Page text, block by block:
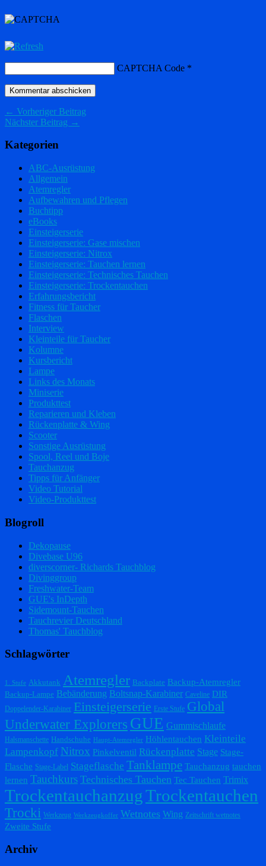
CAPTCHA Code *
← Vorheriger Beitrag
Nächster Beitrag →
Kategorien
ABC-Ausrüstung
Allgemein
Atemregler
Aufbewahren und Pflegen
Buchtipp
eBooks
Einsteigerserie
Einsteigerserie: Gase mischen
Einsteigerserie: Nitrox
Einsteigerserie: Tauchen lernen
Einsteigerserie: Technisches Tauchen
Einsteigerserie: Trockentauchen
Erfahrungsbericht
Fitness für Taucher
Flaschen
Interview
Kleinteile für Taucher
Kolumne
Kursbericht
Lampe
Links des Monats
Miniserie
Produkttest
Reparieren und Kleben
Rückenplatte & Wing
Scooter
Sonstige Ausrüstung
Spool, Reel und Boje
Tauchanzug
Tipps für Anfänger
Video Tutorial
Video-Produkttest
Blogroll
Dekopause
Divebase U96
diverscorner- Richards Tauchblog
Divinggroup
Freshwater-Team
GUE's InDepth
Sidemount-Tauchen
Tauchrevier Deutschland
Thomas' Tauchblog
Schlagwörter
1. Stufe Akkutank Atemregler Backplate Backup-Atemregler
Backup-Lampe Bebänderung Boltsnap-Karabiner Caveline DIR
Doppelender-Karabiner Einsteigerserie Erste Stufe Global
Underwater Explorers GUE Gummischlaufe
Halsmanschette Handschuhe Haupt-Atemregler Höhlentauchen Kleinteile
Lampenkopf Nitrox Pinkelventil Rückenplatte Stage Stage-
Flasche Stage-Label Stageflasche Tanklampe Tauchanzug tauchen
lernen Tauchkurs Technisches Tauchen Tec Tauchen Trimix
TrockentauchanzugTrockentauchen
Trocki Werkzeug Werkzeugkoffer Wetnotes Wing Zeitschrift wetnotes
Zweite Stufe
Archiv